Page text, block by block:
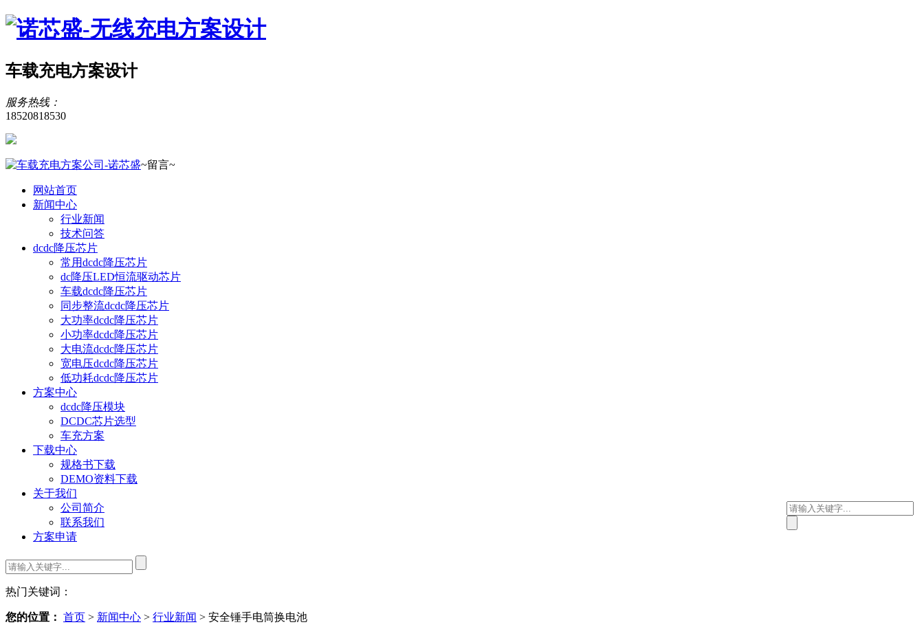
车载充电方案设计
服务热线：
18520818530
~留言~
网站首页
新闻中心
行业新闻
技术问答
dcdc降压芯片
常用dcdc降压芯片
dc降压LED恒流驱动芯片
车载dcdc降压芯片
同步整流dcdc降压芯片
大功率dcdc降压芯片
小功率dcdc降压芯片
大电流dcdc降压芯片
宽电压dcdc降压芯片
低功耗dcdc降压芯片
方案中心
dcdc降压模块
DCDC芯片选型
车充方案
下载中心
规格书下载
DEMO资料下载
关于我们
公司简介
联系我们
方案申请
热门关键词：
您的位置： 首页 > 新闻中心 > 行业新闻 > 安全锤手电筒换电池